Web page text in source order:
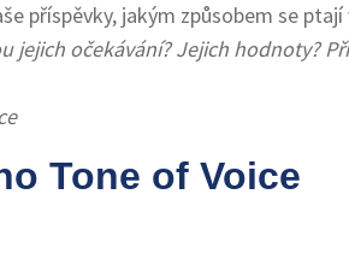
příspěvky, jakým způsobem se
jejich očekávání? Jejich hodnoty?
Tone of Voice